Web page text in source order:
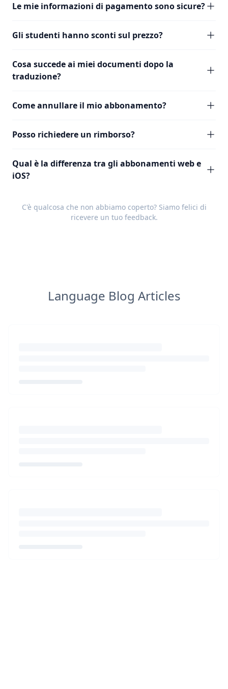
Le mie informazioni di pagamento sono sicure?
Gli studenti hanno sconti sul prezzo?
Cosa succede ai miei documenti dopo la
traduzione?
Come annullare il mio abbonamento?
Posso richiedere un rimborso?
Qual è la differenza tra gli abbonamenti web e
iOS?
C'è qualcosa che non abbiamo coperto? Siamo felici di
ricevere un tuo feedback.
Language Blog Articles